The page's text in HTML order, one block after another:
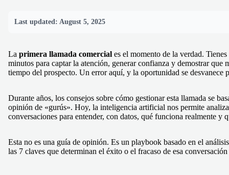
Last updated: August 5, 2025
La primera llamada comercial es el momento de la verdad.
minutos para captar la atención, generar confianza y demostrar que
tiempo del prospecto. Un error aquí, y la oportunidad se desvanece
Durante años, los consejos sobre cómo gestionar esta llamada se
opinión de «gurús». Hoy, la inteligencia artificial nos permite
conversaciones para entender, con datos, qué funciona realmente y
Esta no es una guía de opinión. Es un playbook basado en el
las 7 claves que determinan el éxito o el fracaso de esa